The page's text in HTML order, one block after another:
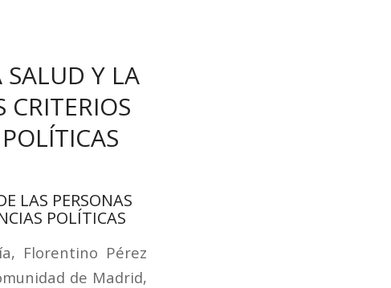
SALUD Y LA
CRITERIOS
LAS PERSONAS
POLÍTICAS
Florentino Pérez
de Madrid,